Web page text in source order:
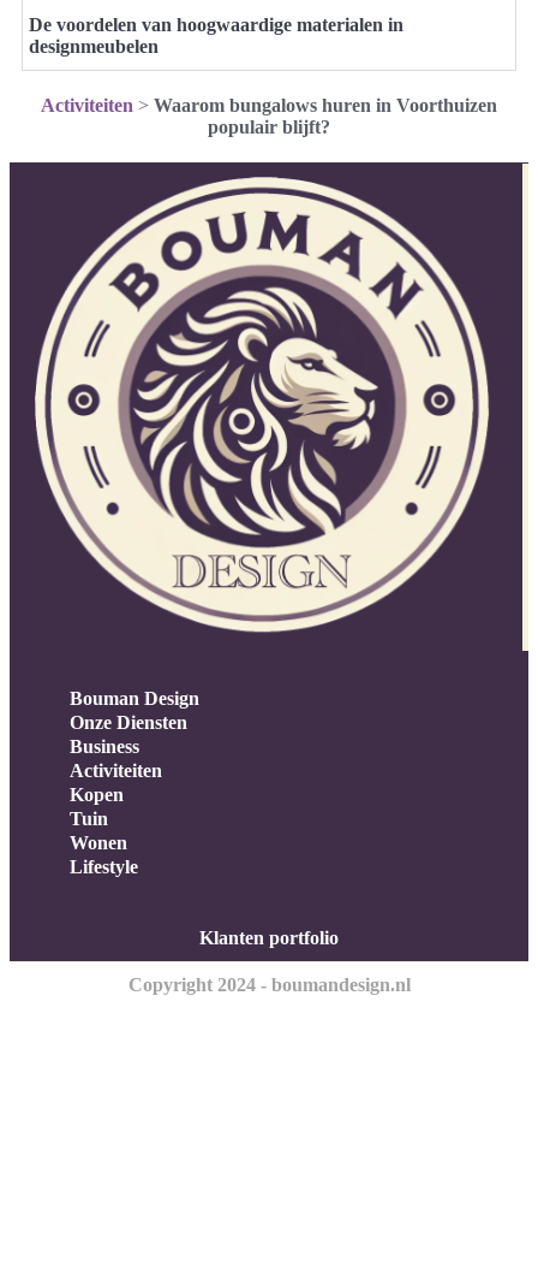
De voordelen van hoogwaardige materialen in
designmeubelen
Activiteiten > Waarom bungalows huren in Voorthuizen
populair blijft?
Bouman Design
Onze Diensten
Business
Activiteiten
Kopen
Tuin
Wonen
Lifestyle
Klanten portfolio
Copyright 2024 - boumandesign.nl